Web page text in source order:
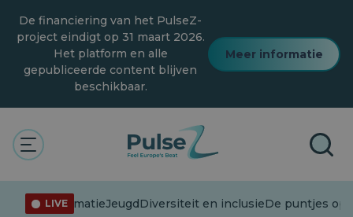
naar
hoofdinhoud
De financiering van het PulseZ-
project eindigt op 31 maart 2026.
Het platform en alle
gepubliceerde content blijven
beschikbaar.
Meer informatie
LIVE
DesinformatieJeugdDiversiteit en inclusieDe puntjes op
Algemeen
Vaardigheden blijven achter,
tijd tikt weg: de digitale